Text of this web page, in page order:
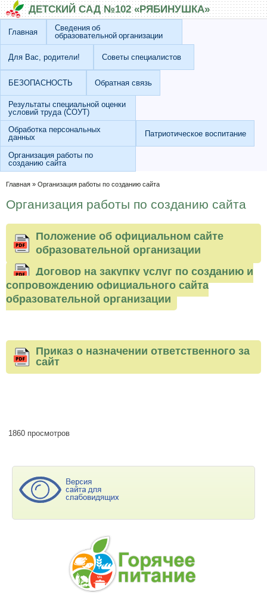
Перейти к основному содержанию
Skip to searchДЕТСКИЙ САД №102 «РЯБИНУШКА»
Главная
Сведения об
образовательной организации
Для Вас, родители! Советы специалистов
БЕЗОПАСНОСТЬ Обратная связь
Результаты специальной оценки
условий труда (СОУТ)
Обработка персональных
данных
Патриотическое воспитание
Организация работы по
созданию сайта
Вы здесь
Главная » Организация работы по созданию сайта
Организация работы по созданию сайта
Положение об официальном сайте
образовательной организации
Договор на закупку услуг по созданию и
сопровождению официального сайта
образовательной организации
Приказ о назначении ответственного за
сайт
1860 просмотров